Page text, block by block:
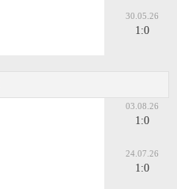
30.05.26
1:0
03.08.26
1:0
24.07.26
1:0